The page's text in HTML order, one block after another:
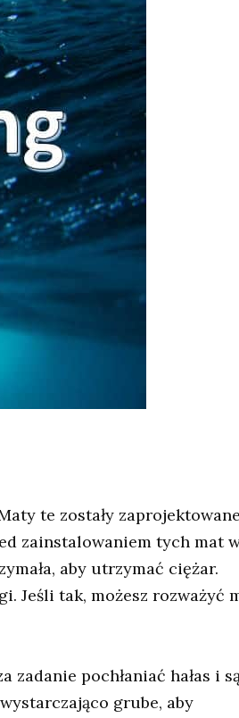
te zostały
zainstalowaniem tych mat
aby utrzymać ciężar.
Jeśli tak, możesz rozważyć
pochłaniać hałas i
grube, aby